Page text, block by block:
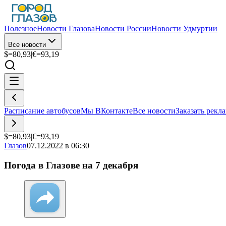
ПолезноеНовости ГлазоваНовости РоссииНовости Удмуртии
Все новости
$=80,93|€=93,19
Расписание автобусовМы ВКонтактеВсе новостиЗаказать
$=80,93|€=93,19
Глазов07.12.2022 в 06:30
Погода в Глазове на 7 декабря